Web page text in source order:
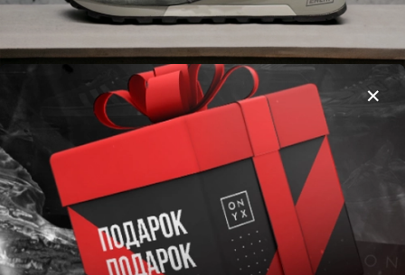
New Balance 1300 • Gray
3 493 ₽
Размер
41